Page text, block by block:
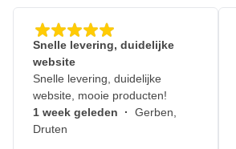
Snelle levering, duidelijke
website
Snelle levering, duidelijke
website, mooie producten!
1 week geleden · Gerben,
Druten